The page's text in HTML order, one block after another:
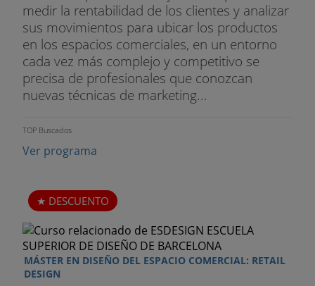
poliestireno expandido, madera. Rotulación a
mano.
TEMA 27. Los tejidos: Su empleo como elemento
decorativo. Plisadas para cubrir fondos.
Presentación de los tejidos. Las diferentes
valoración de las telas según caída.
MODULO 3. MONTAJE DE ESCAPARATES
TEMA 28. La mercadería: El
Sus características. De forma física no variable.
Que no mantiene una forma exacta y susceptible
de variación.
TEMA 29. Análisis de escaparates: Tejidos.
medir la rentabilidad de los clientes y analizar
sus movimientos para ubicar los productos
en los espacios comerciales, en un entorno
cada vez más complejo y competitivo se
precisa de profesionales que conozcan
nuevas técnicas de marketing...
TOP Buscados
Ver programa
DESCUENTO
MÁSTER EN DISEÑO DEL ESPACIO COMERCIAL: RETAIL
DESIGN